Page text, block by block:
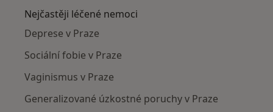
Nejčastěji léčené nemoci
Deprese v Praze
Sociální fobie v Praze
Vaginismus v Praze
Generalizované úzkostné poruchy v Praze